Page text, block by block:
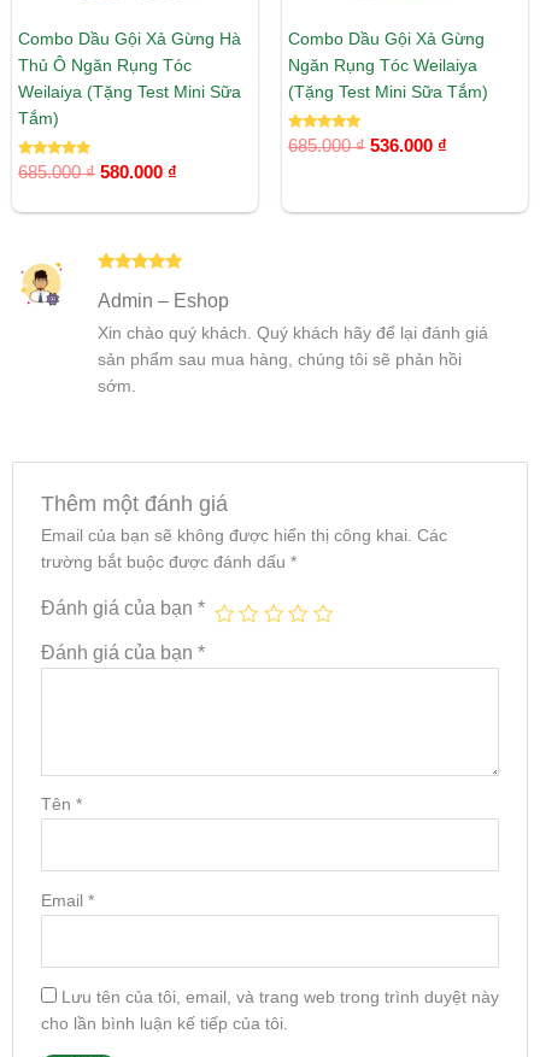
Combo Dầu Gội Xả Gừng Hà
Thủ Ô Ngăn Rụng Tóc
Weilaiya (Tặng Test Mini Sữa
Tắm)
Được xếp
hạng
685.000₫ 580.000 ₫
Combo Dầu Gội Xả Gừng
Ngăn Rụng Tóc Weilaiya
(Tặng Test Mini Sữa Tắm)
Được xếp
hạng
685.000₫ 536.000 ₫
hạng55
Admin – Eshop
Xin chào quý khách. Quý khách hãy để lại đánh giá
sản phẩm sau mua hàng, chúng tôi sẽ phản hồi
sớm.
Thêm một đánh giá
Email của bạn sẽ không được hiển thị công khai. Các
trường bắt buộc được đánh dấu *
Đánh giá của bạn *
Đánh giá của bạn *
Tên *
Email *
Lưu tên của tôi, email, và trang web trong trình duyệt này
cho lần bình luận kế tiếp của tôi.